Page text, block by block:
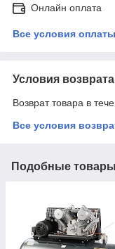
Онлайн оплата
Все условия оплаты
Условия возврата
Возврат товара в
Все условия
Подобные